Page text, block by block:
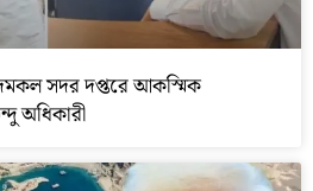
সদর দপ্তরে আকস্মিক
অধিকারী